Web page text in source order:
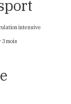
intensive
mois